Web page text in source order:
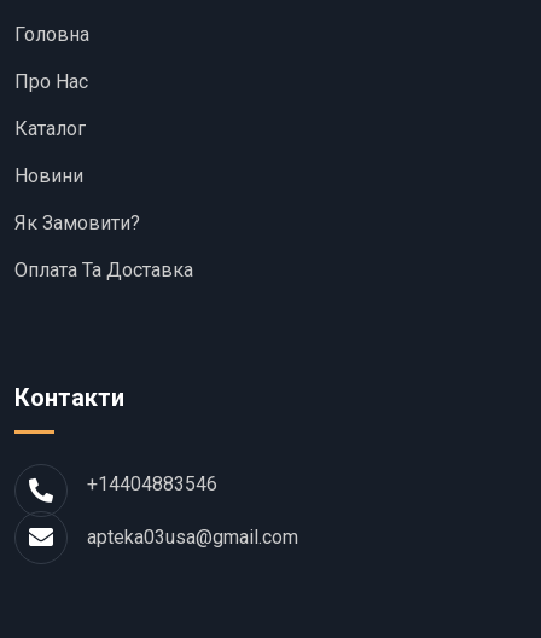
Головна
Про Нас
Каталог
Новини
Як Замовити?
Оплата Та Доставка
Контакти
+14404883546
apteka03usa@gmail.com